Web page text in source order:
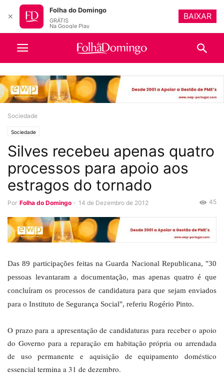
Sociedade
Sociedade
Silves recebeu apenas quatro
processos para apoio aos
estragos do tornado
Por Folha do Domingo - 14 de Dezembro de 2012 45
Das 89 participações feitas na Guarda Nacional Republicana, "30
pessoas levantaram a documentação, mas apenas quatro é que
concluíram os processos de candidatura para que sejam enviados
para o Instituto de Segurança Social", referiu Rogério Pinto.
O prazo para a apresentação de candidaturas para receber o apoio
do Governo para a reparação em habitação própria ou arrendada
de uso permanente e aquisição de equipamento doméstico
essencial termina a 31 de dezembro.
✕
Folha do Domingo
GRÁTIS
Na Google Play
BAIXAR